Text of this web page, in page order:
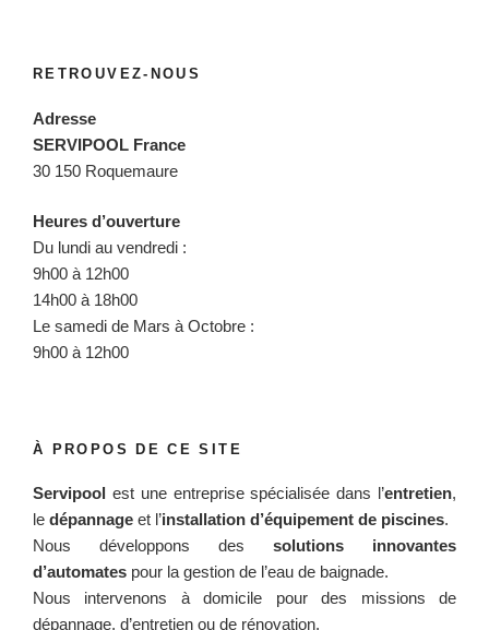
RETROUVEZ-NOUS
Adresse
SERVIPOOL France
30 150 Roquemaure
Heures d’ouverture
Du lundi au vendredi :
9h00 à 12h00
14h00 à 18h00
Le samedi de Mars à Octobre :
9h00 à 12h00
À PROPOS DE CE SITE
Servipool est une entreprise spécialisée dans l’entretien,
le dépannage et l’installation d’équipement de piscines.
Nous développons des solutions innovantes
d’automates pour la gestion de l’eau de baignade.
Nous intervenons à domicile pour des missions de
dépannage, d’entretien ou de rénovation.